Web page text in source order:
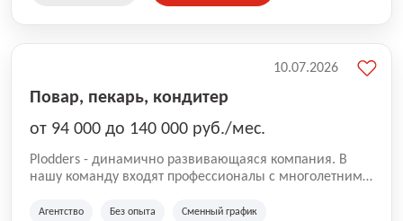
Повар, пекарь, кондитер
от 94 000 до 140 000 руб./мес.
Plodders - динамично развивающаяся компания. В
нашу команду входят профессионалы с многолетним
на рынке аутсорсинга, а накопленный опыт позволяют
Агентство Без опыта Сменный график
10.07.2026